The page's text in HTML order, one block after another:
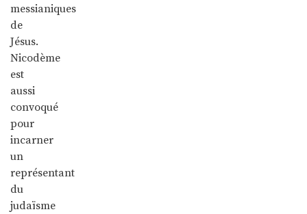
messianiques
de
Jésus.
Nicodème
est
aussi
convoqué
pour
incarner
un
représentant
du
judaïsme